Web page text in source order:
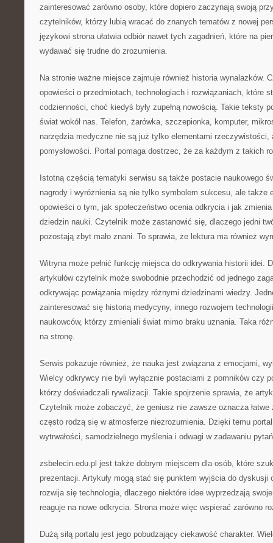
zainteresować zarówno osoby, które dopiero zaczynają swoją
czytelników, którzy lubią wracać do znanych tematów z nowej
językowi strona ułatwia odbiór nawet tych zagadnień, które na
wydawać się trudne do zrozumienia.
Na stronie ważne miejsce zajmuje również historia wynalazków.
opowieści o przedmiotach, technologiach i rozwiązaniach, które
codzienności, choć kiedyś były zupełną nowością. Takie teksty
świat wokół nas. Telefon, żarówka, szczepionka, komputer,
narzędzia medyczne nie są już tylko elementami rzeczywistości,
pomysłowości. Portal pomaga dostrzec, że za każdym z takich
Istotną częścią tematyki serwisu są także postacie naukowego
nagrody i wyróżnienia są nie tylko symbolem sukcesu, ale także
opowieści o tym, jak społeczeństwo ocenia odkrycia i jak
dziedzin nauki. Czytelnik może zastanowić się, dlaczego jedni
pozostają zbyt mało znani. To sprawia, że lektura ma również
Witryna może pełnić funkcję miejsca do odkrywania historii idei.
artykułów czytelnik może swobodnie przechodzić od jednego
odkrywając powiązania między różnymi dziedzinami wiedzy.
zainteresować się historią medycyny, innego rozwojem
naukowców, którzy zmieniali świat mimo braku uznania. Taka
na stronę.
Serwis pokazuje również, że nauka jest związana z emocjami,
Wielcy odkrywcy nie byli wyłącznie postaciami z pomników czy
którzy doświadczali rywalizacji. Takie spojrzenie sprawia, że
Czytelnik może zobaczyć, że geniusz nie zawsze oznacza łatwe
często rodzą się w atmosferze niezrozumienia. Dzięki temu
wytrwałości, samodzielnego myślenia i odwagi w zadawaniu
zsbelecin.edu.pl jest także dobrym miejscem dla osób, które
prezentacji. Artykuły mogą stać się punktem wyjścia do dyskusji
rozwija się technologia, dlaczego niektóre idee wyprzedzają
reaguje na nowe odkrycia. Strona może więc wspierać zarówno
Dużą siłą portalu jest jego pobudzający ciekawość charakter.